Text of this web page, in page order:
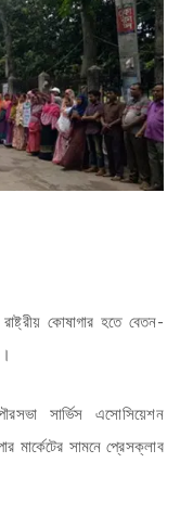
রাষ্ট্রীয় কোষাগার হতে বেতন-
সার্ভিস এসোসিয়েশন
মার্কেটের সামনে প্রেসক্লাব